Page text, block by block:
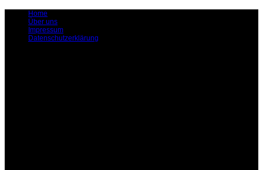
Home
Über uns
Impressum
Datenschutzerklärung